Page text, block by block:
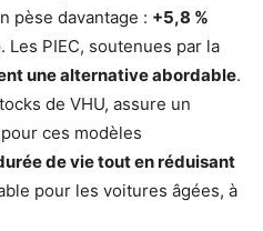
pèse davantage : +5,8 %
. Les PIEC, soutenues par la
une alternative abordable.
de VHU, assure un
ces modèles
de vie tout en réduisant
pour les voitures âgées, à